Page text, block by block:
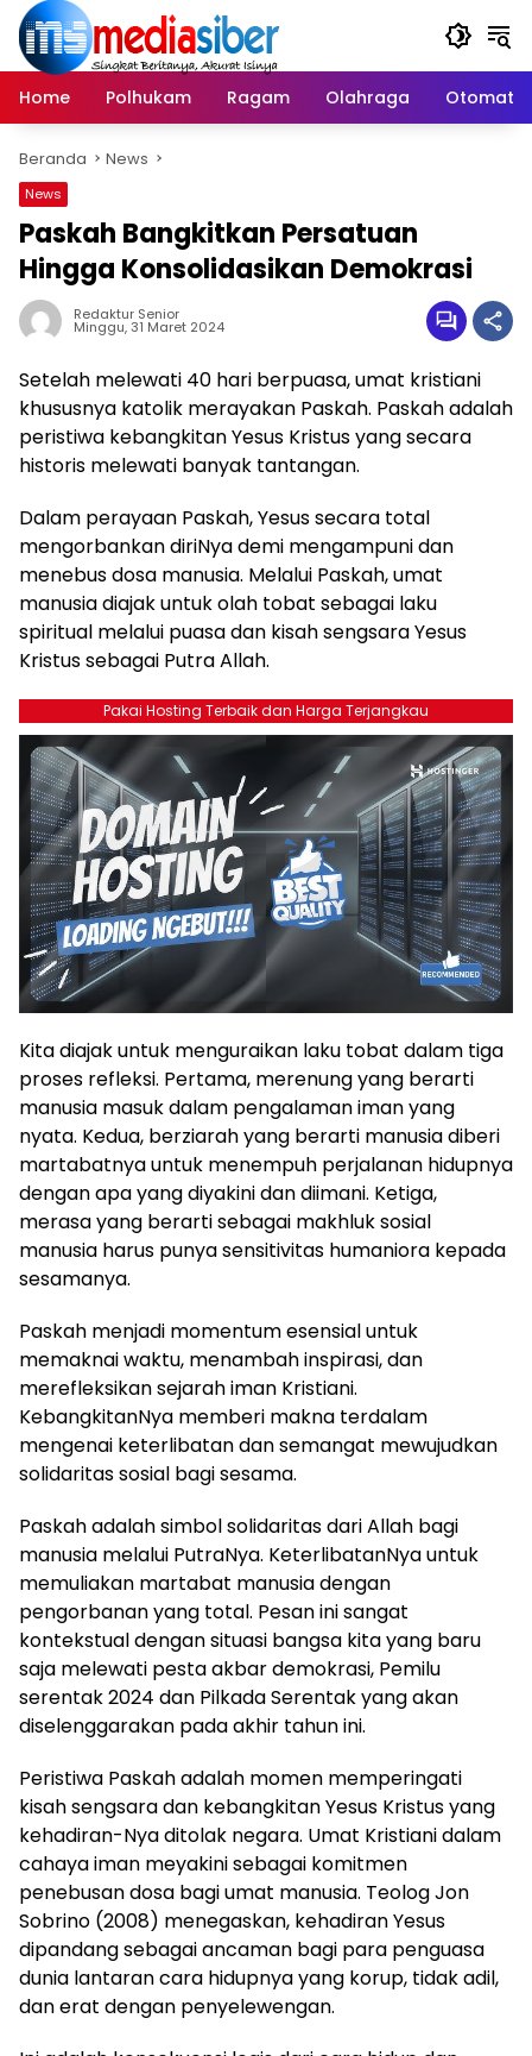
Langsung
konten
Home
Polhukam Ragam Olahraga Otomatif
Beranda News
News
Paskah Bangkitkan Persatuan
Hingga Konsolidasikan Demokrasi
Redaktur Senior
Minggu, 31 Maret 2024
Setelah melewati 40 hari berpuasa, umat kristiani
khususnya katolik merayakan Paskah. Paskah adalah
peristiwa kebangkitan Yesus Kristus yang secara
historis melewati banyak tantangan.
Dalam perayaan Paskah, Yesus secara total
mengorbankan diriNya demi mengampuni dan
menebus dosa manusia. Melalui Paskah, umat
manusia diajak untuk olah tobat sebagai laku
spiritual melalui puasa dan kisah sengsara Yesus
Kristus sebagai Putra Allah.
Pakai Hosting Terbaik dan Harga Terjangkau
Kita diajak untuk menguraikan laku tobat dalam tiga
proses refleksi. Pertama, merenung yang berarti
manusia masuk dalam pengalaman iman yang
nyata. Kedua, berziarah yang berarti manusia diberi
martabatnya untuk menempuh perjalanan hidupnya
dengan apa yang diyakini dan diimani. Ketiga,
merasa yang berarti sebagai makhluk sosial
manusia harus punya sensitivitas humaniora kepada
sesamanya.
Paskah menjadi momentum esensial untuk
memaknai waktu, menambah inspirasi, dan
merefleksikan sejarah iman Kristiani.
KebangkitanNya memberi makna terdalam
mengenai keterlibatan dan semangat mewujudkan
solidaritas sosial bagi sesama.
Paskah adalah simbol solidaritas dari Allah bagi
manusia melalui PutraNya. KeterlibatanNya untuk
memuliakan martabat manusia dengan
pengorbanan yang total. Pesan ini sangat
kontekstual dengan situasi bangsa kita yang baru
saja melewati pesta akbar demokrasi, Pemilu
serentak 2024 dan Pilkada Serentak yang akan
diselenggarakan pada akhir tahun ini.
Peristiwa Paskah adalah momen memperingati
kisah sengsara dan kebangkitan Yesus Kristus yang
kehadiran-Nya ditolak negara. Umat Kristiani dalam
cahaya iman meyakini sebagai komitmen
penebusan dosa bagi umat manusia. Teolog Jon
Sobrino (2008) menegaskan, kehadiran Yesus
dipandang sebagai ancaman bagi para penguasa
dunia lantaran cara hidupnya yang korup, tidak adil,
dan erat dengan penyelewengan.